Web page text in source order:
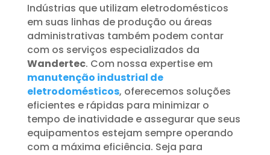
Indústrias que utilizam eletrodomésticos
em suas linhas de produção ou áreas
administrativas também podem contar
com os serviços especializados da
Wandertec. Com nossa expertise em
manutenção industrial de
eletrodomésticos, oferecemos soluções
eficientes e rápidas para minimizar o
tempo de inatividade e assegurar que seus
equipamentos estejam sempre operando
com a máxima eficiência. Seja para